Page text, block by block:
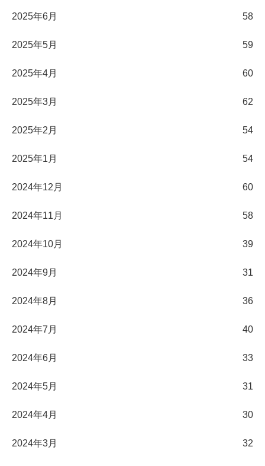
2025年6月 58
2025年5月 59
2025年4月 60
2025年3月 62
2025年2月 54
2025年1月 54
2024年12月 60
2024年11月 58
2024年10月 39
2024年9月 31
2024年8月 36
2024年7月 40
2024年6月 33
2024年5月 31
2024年4月 30
2024年3月 32